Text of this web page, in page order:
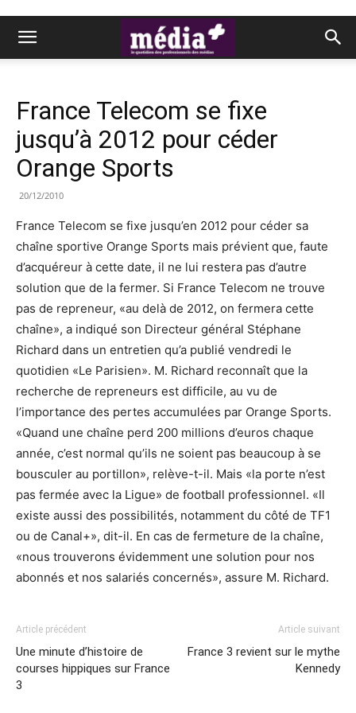
France Telecom se fixe
jusqu’à 2012 pour céder
Orange Sports
20/12/2010
France Telecom se fixe jusqu’en 2012 pour céder sa
chaîne sportive Orange Sports mais prévient que, faute
d’acquéreur à cette date, il ne lui restera pas d’autre
solution que de la fermer. Si France Telecom ne trouve
pas de repreneur, «au delà de 2012, on fermera cette
chaîne», a indiqué son Directeur général Stéphane
Richard dans un entretien qu’a publié vendredi le
quotidien «Le Parisien». M. Richard reconnaît que la
recherche de repreneurs est difficile, au vu de
l’importance des pertes accumulées par Orange Sports.
«Quand une chaîne perd 200 millions d’euros chaque
année, c’est normal qu’ils ne soient pas beaucoup à se
bousculer au portillon», relève-t-il. Mais «la porte n’est
pas fermée avec la Ligue» de football professionnel. «Il
existe aussi des possibilités, notamment du côté de TF1
ou de Canal+», dit-il. En cas de fermeture de la chaîne,
«nous trouverons évidemment une solution pour nos
abonnés et nos salariés concernés», assure M. Richard.
Article précédent
Une minute d’histoire de
courses hippiques sur France
3
Article suivant
France 3 revient sur le mythe
Kennedy